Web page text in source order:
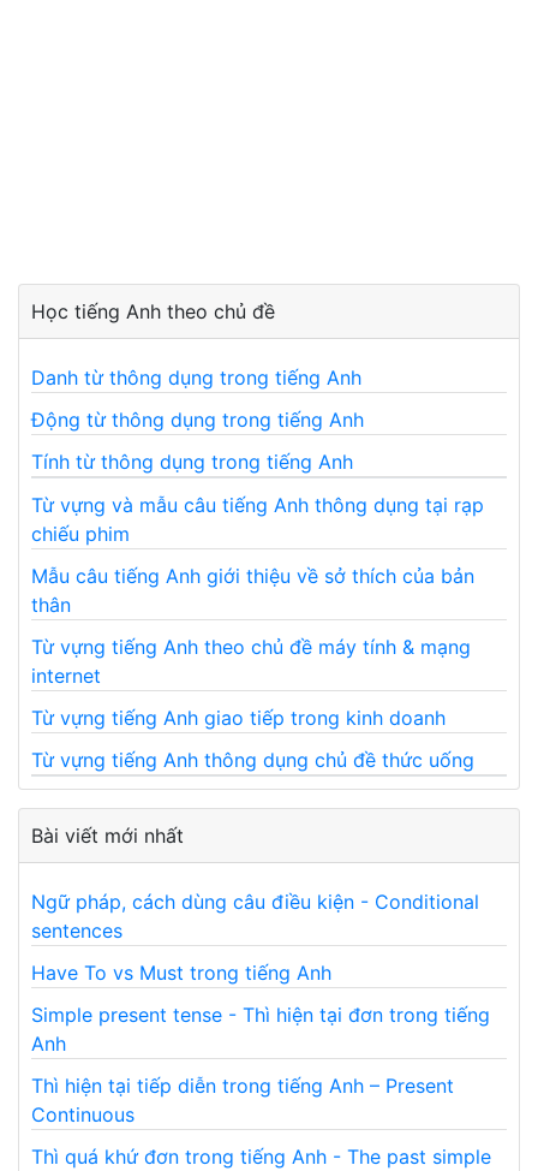
Học tiếng Anh theo chủ đề
Danh từ thông dụng trong tiếng Anh
Động từ thông dụng trong tiếng Anh
Tính từ thông dụng trong tiếng Anh
Từ vựng và mẫu câu tiếng Anh thông dụng tại rạp
chiếu phim
Mẫu câu tiếng Anh giới thiệu về sở thích của bản
thân
Từ vựng tiếng Anh theo chủ đề máy tính & mạng
internet
Từ vựng tiếng Anh giao tiếp trong kinh doanh
Từ vựng tiếng Anh thông dụng chủ đề thức uống
Bài viết mới nhất
Ngữ pháp, cách dùng câu điều kiện - Conditional
sentences
Have To vs Must trong tiếng Anh
Simple present tense - Thì hiện tại đơn trong tiếng
Anh
Thì hiện tại tiếp diễn trong tiếng Anh – Present
Continuous
Thì quá khứ đơn trong tiếng Anh - The past simple